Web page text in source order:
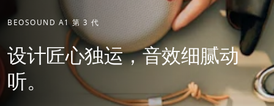
BEOSOUND A1 第 3 代
设计匠心独运，音效细腻动
听。